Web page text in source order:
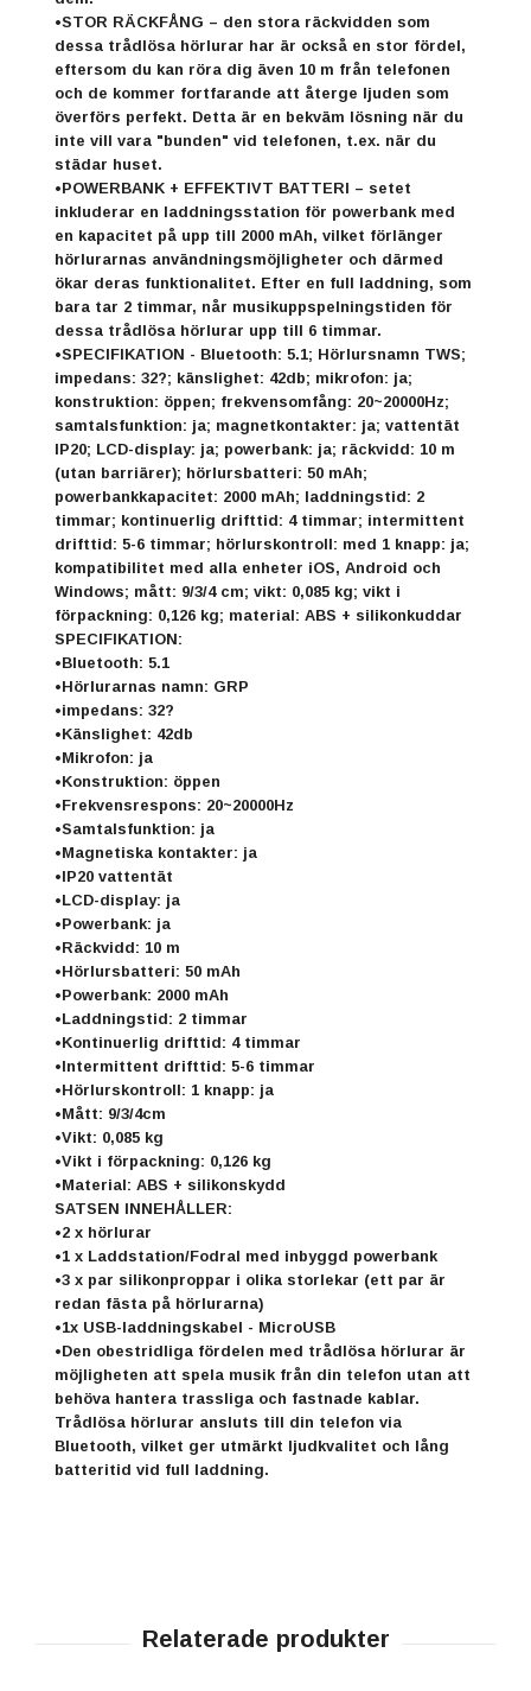
•STOR RÄCKFÅNG – den stora räckvidden som
dessa trådlösa hörlurar har är också en stor fördel,
eftersom du kan röra dig även 10 m från telefonen
och de kommer fortfarande att återge ljuden som
överförs perfekt. Detta är en bekväm lösning när du
inte vill vara "bunden" vid telefonen, t.ex. när du
städar huset.
•POWERBANK + EFFEKTIVT BATTERI – setet
inkluderar en laddningsstation för powerbank med
en kapacitet på upp till 2000 mAh, vilket förlänger
hörlurarnas användningsmöjligheter och därmed
ökar deras funktionalitet. Efter en full laddning, som
bara tar 2 timmar, når musikuppspelningstiden för
dessa trådlösa hörlurar upp till 6 timmar.
•SPECIFIKATION - Bluetooth: 5.1; Hörlursnamn TWS;
impedans: 32?; känslighet: 42db; mikrofon: ja;
konstruktion: öppen; frekvensomfång: 20~20000Hz;
samtalsfunktion: ja; magnetkontakter: ja; vattentät
IP20; LCD-display: ja; powerbank: ja; räckvidd: 10 m
(utan barriärer); hörlursbatteri: 50 mAh;
powerbankkapacitet: 2000 mAh; laddningstid: 2
timmar; kontinuerlig drifttid: 4 timmar; intermittent
drifttid: 5-6 timmar; hörlurskontroll: med 1 knapp: ja;
kompatibilitet med alla enheter iOS, Android och
Windows; mått: 9/3/4 cm; vikt: 0,085 kg; vikt i
förpackning: 0,126 kg; material: ABS + silikonkuddar
SPECIFIKATION:
•Bluetooth: 5.1
•Hörlurarnas namn: GRP
•impedans: 32?
•Känslighet: 42db
•Mikrofon: ja
•Konstruktion: öppen
•Frekvensrespons: 20~20000Hz
•Samtalsfunktion: ja
•Magnetiska kontakter: ja
•IP20 vattentät
•LCD-display: ja
•Powerbank: ja
•Räckvidd: 10 m
•Hörlursbatteri: 50 mAh
•Powerbank: 2000 mAh
•Laddningstid: 2 timmar
•Kontinuerlig drifttid: 4 timmar
•Intermittent drifttid: 5-6 timmar
•Hörlurskontroll: 1 knapp: ja
•Mått: 9/3/4cm
•Vikt: 0,085 kg
•Vikt i förpackning: 0,126 kg
•Material: ABS + silikonskydd
SATSEN INNEHÅLLER:
•2 x hörlurar
•1 x Laddstation/Fodral med inbyggd powerbank
•3 x par silikonproppar i olika storlekar (ett par är
redan fästa på hörlurarna)
•1x USB-laddningskabel - MicroUSB
•Den obestridliga fördelen med trådlösa hörlurar är
möjligheten att spela musik från din telefon utan att
behöva hantera trassliga och fastnade kablar.
Trådlösa hörlurar ansluts till din telefon via
Bluetooth, vilket ger utmärkt ljudkvalitet och lång
batteritid vid full laddning.